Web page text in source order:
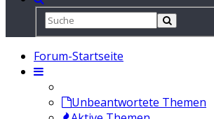
Forum-Startseite
Unbeantwortete Themen